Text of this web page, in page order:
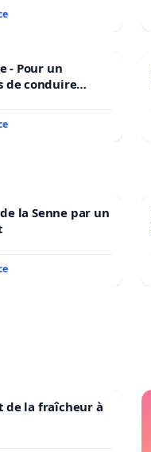
- Pour un
de conduire
langues à
la Senne par un
de la fraîcheur à